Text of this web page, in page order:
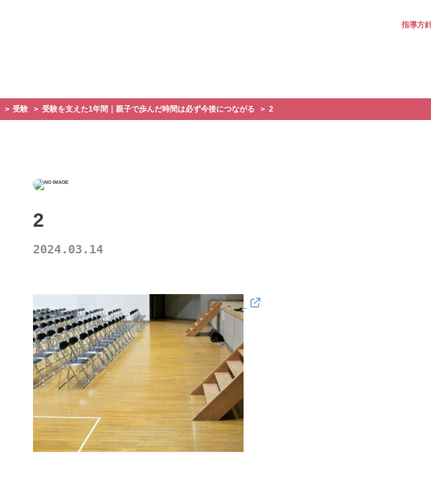
指導方
受験 受験を支えた1年間｜親子で歩んだ時間は必ず今後につながる 2
2
2024.03.14